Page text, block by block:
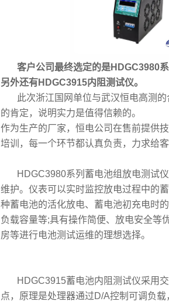
客户公司最终选定的是HDGC3980系
另外还有HDGC3915内阻测试仪。
此次浙江国网单位与武汉恒电高测的
的肯定，说明实力是值得信赖的。
作为生产的厂家，恒电公司在售前提供
培训，每一个环节都认真负责，力求给
HDGC3980系列蓄电池组放电测试仪
维护。仪表可以实时监控放电过程中的
种蓄电池的活化放电、蓄电池初充电时
负载容量等;具有操作简便、放电安全等
房等进行电池测试运维的理想选择。
HDGC3915蓄电池内阻测试仪采用交
点，原理是处理器通过D/A控制可调负